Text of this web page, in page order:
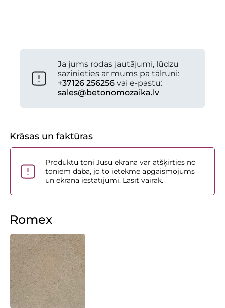
Ja jums rodas jautājumi, lūdzu
sazinieties ar mums pa tālruni:
+37126 256256 vai e-pastu:
sales@betonomozaika.lv
Krāsas un faktūras
Produktu toņi Jūsu ekrānā var atšķirties no
toņiem dabā, jo to ietekmē apgaismojums
un ekrāna iestatījumi. Lasīt vairāk.
Romex